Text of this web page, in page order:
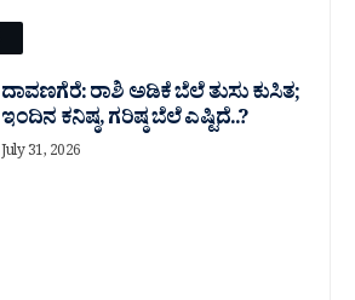
ದಾವಣಗೆರೆ: ರಾಶಿ ಅಡಿಕೆ ಬೆಲೆ ತುಸು‌ ಕುಸಿತ;
ಇಂದಿನ ಕನಿಷ್ಠ, ಗರಿಷ್ಠ ಬೆಲೆ ಎಷ್ಟಿದೆ..?
July 31, 2026